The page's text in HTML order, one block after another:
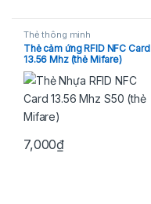
Thẻ thông minh
Thẻ cảm ứng RFID NFC Card
13.56 Mhz (thẻ Mifare)
7,000₫